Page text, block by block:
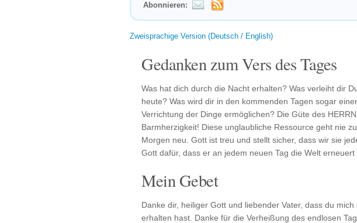
Abonnieren:
Zweisprachige Version (Deutsch / English)
Gedanken zum Vers des Tages
Was hat dich durch die Nacht erhalten? Was verleiht dir
heute? Was wird dir in den kommenden Tagen sogar
Verrichtung der Dinge ermöglichen? Die Güte des
Barmherzigkeit! Diese unglaubliche Ressource geht nie
Morgen neu. Gott ist treu und stellt sicher, dass wir sie
Gott dafür, dass er an jedem neuen Tag die Welt erneuert
Mein Gebet
Danke dir, heiliger Gott und liebender Vater, dass du
erhalten hast. Danke für die Verheißung des endlosen